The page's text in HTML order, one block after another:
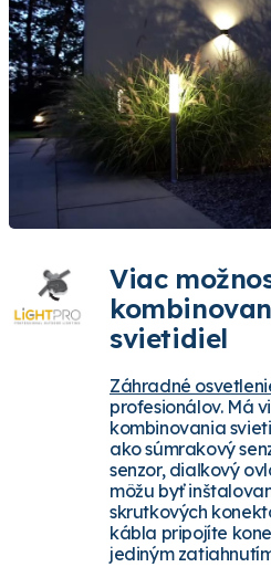
Viac
svietidiel
Záhradné
profesionálov. Má
kombinovania
ako súmrakový
senzor, diaľkový
môžu byť
skrutkových
kábla pripojíte
jediným